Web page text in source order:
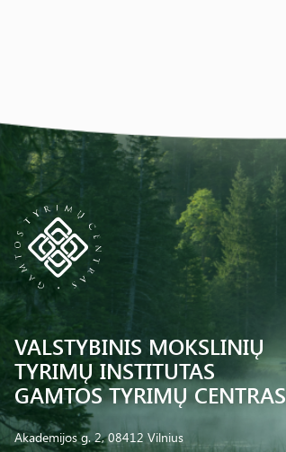
VALSTYBINIS MOKSLINIŲ
TYRIMŲ INSTITUTAS
GAMTOS TYRIMŲ CENTRAS
Akademijos g. 2, 08412 Vilnius